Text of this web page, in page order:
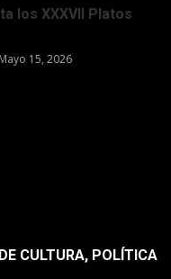
los XXXVII Platos
Mayo 15, 2026
CULTURA, POLÍTICA